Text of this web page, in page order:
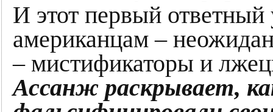
И этот первый
американцам –
– мистификаторы и
Ассанж раскрывает,